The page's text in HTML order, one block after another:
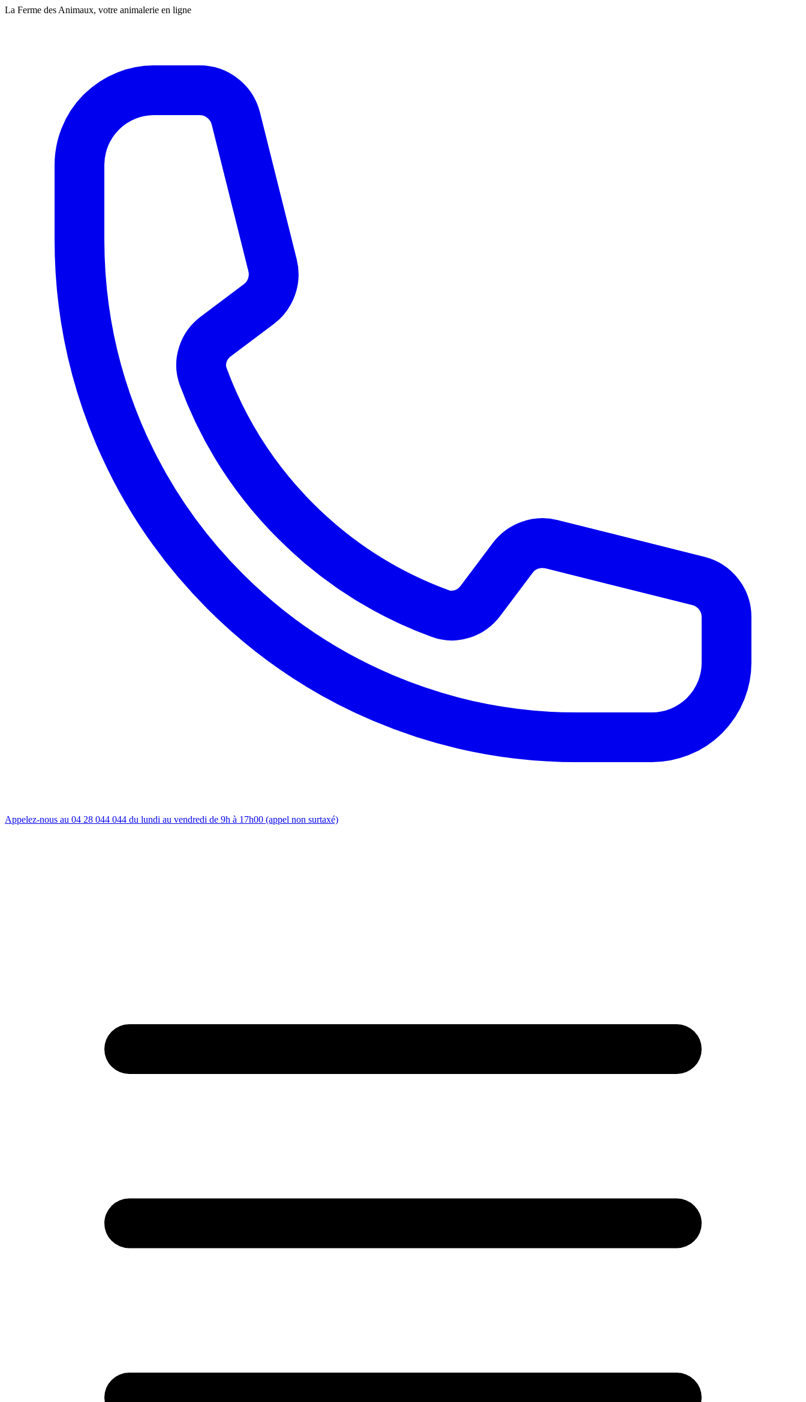
La Ferme des Animaux, votre animalerie en ligne
Appelez-nous au 04 28 044 044 du lundi au vendredi de 9h à 17h00 (appel non surtaxé)